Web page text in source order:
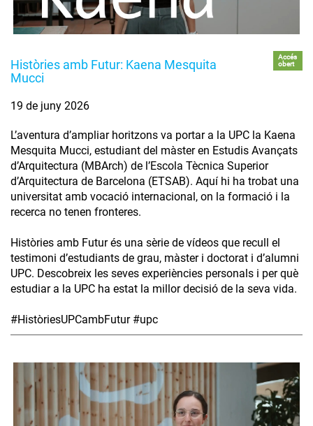
Històries amb Futur: Kaena Mesquita
Mucci
Accés
obert
19 de juny 2026
L’aventura d’ampliar horitzons va portar a la UPC la Kaena
Mesquita Mucci, estudiant del màster en Estudis Avançats
d’Arquitectura (MBArch) de l’Escola Tècnica Superior
d’Arquitectura de Barcelona (ETSAB). Aquí hi ha trobat una
universitat amb vocació internacional, on la formació i la
recerca no tenen fronteres.
Històries amb Futur és una sèrie de vídeos que recull el
testimoni d’estudiants de grau, màster i doctorat i d’alumni
UPC. Descobreix les seves experiències personals i per què
estudiar a la UPC ha estat la millor decisió de la seva vida.
#HistòriesUPCambFutur #upc